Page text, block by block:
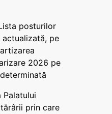
posturilor
pe
2026 pe
Palatului
prin care